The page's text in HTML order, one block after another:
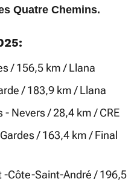
Quatre Chemins.
/ 156,5 km / Llana
2ª Montesson - Bellegarde / 183,9 km / Llana
Nevers / 28,4 km / CRE
/ 163,4 km / Final
-Côte-Saint-André / 196,5